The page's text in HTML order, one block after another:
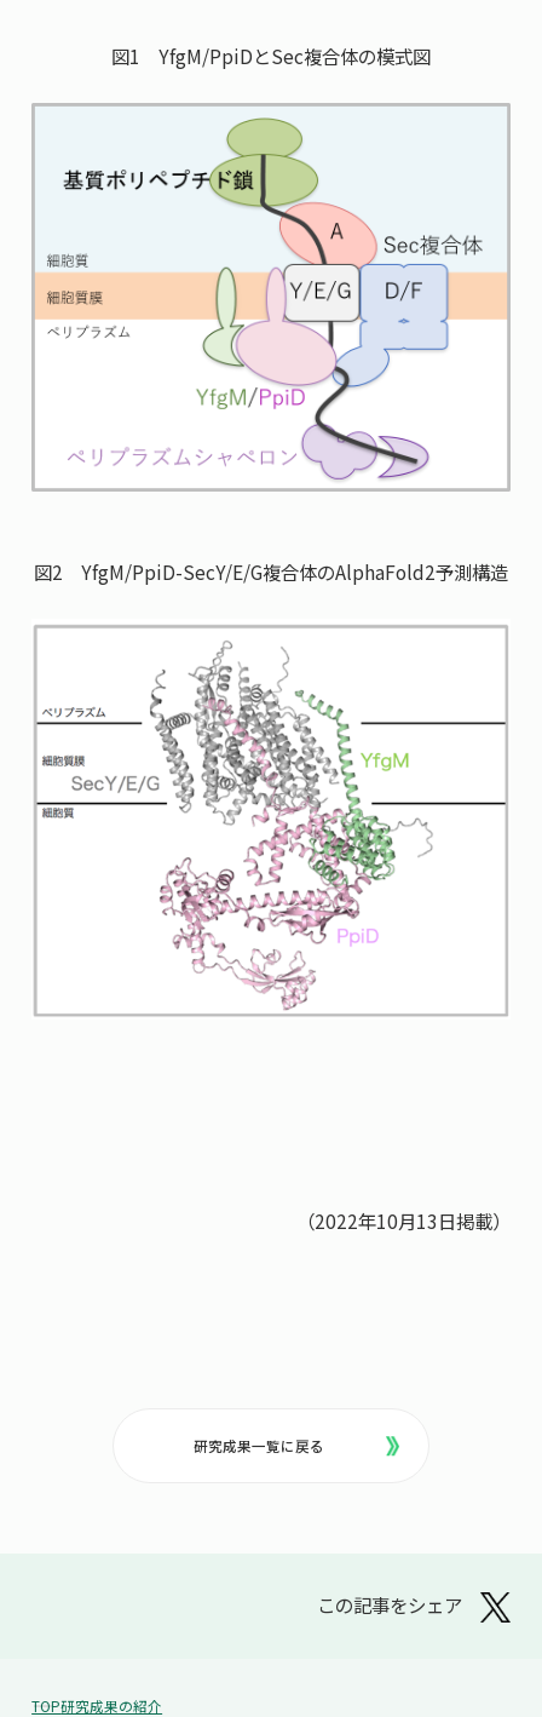
図1 YfgM/PpiDとSec複合体の模式図
図2 YfgM/PpiD-SecY/E/G複合体のAlphaFold2予測構造
（2022年10月13日掲載）
研究成果一覧に戻る
この記事をシェア
TOP研究成果の紹介